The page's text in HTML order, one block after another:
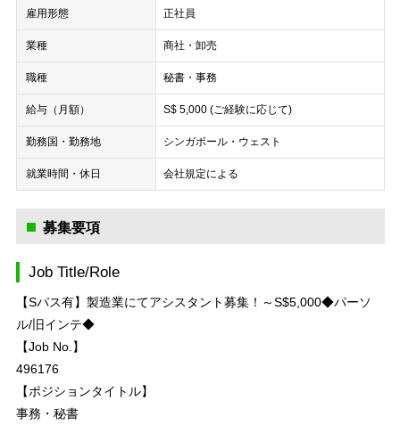
雇用形態 正社員
業種 商社・卸売
職種 秘書・事務
給与（月額） S$ 5,000 (ご経験に応じて)
勤務国・勤務地 シンガポール・ウェスト
就業時間・休日 会社規定による
募集要項
Job Title/Role
【Sパス有】製造業にてアシスタント募集！～S$5,000◆パーソ
ル/旧インテ◆
【Job No.】
496176
【ポジションタイトル】
事務・秘書